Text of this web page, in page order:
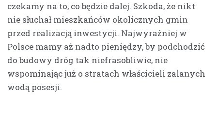
czekamy na to, co będzie dalej. Szkoda, że nikt
nie słuchał mieszkańców okolicznych gmin
przed realizacją inwestycji. Najwyraźniej w
Polsce mamy aż nadto pieniędzy, by podchodzić
do budowy dróg tak niefrasobliwie, nie
wspominając już o stratach właścicieli zalanych
wodą posesji.